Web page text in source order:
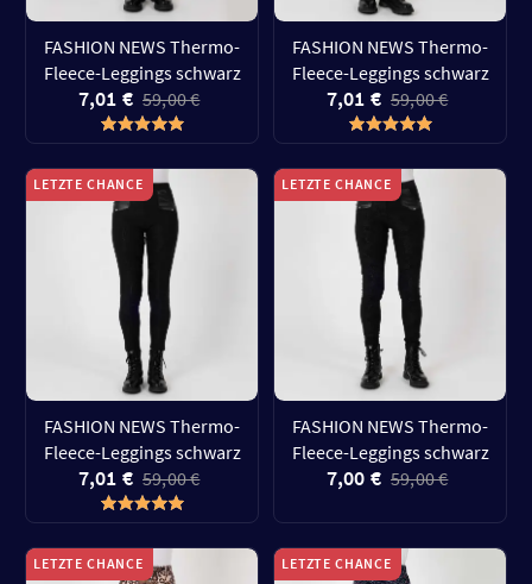
FASHION NEWS Thermo-
Fleece-Leggings schwarz
7,01 € 59,00 €
FASHION NEWS Thermo-
Fleece-Leggings schwarz
7,01 € 59,00 €
LETZTE CHANCE
FASHION NEWS Thermo-
Fleece-Leggings schwarz
7,01 € 59,00 €
LETZTE CHANCE
FASHION NEWS Thermo-
Fleece-Leggings schwarz
7,00 € 59,00 €
LETZTE CHANCE LETZTE CHANCE